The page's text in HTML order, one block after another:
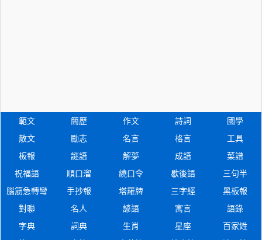
範文 簡歷 作文 詩詞
國學
散文
勵志 名言 格言
工具
板報
謎語 解夢 成語
菜譜
祝福語
順口溜 繞口令 歇後語
三句半
腦筋急轉彎
手抄報 塔羅牌 三字經
黑板報
對聯
名人 諺語 寓言
語錄
字典
詞典 生肖 星座
百家姓